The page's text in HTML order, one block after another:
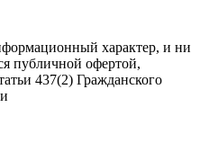
характер, и ни
публичной офертой,
437(2) Гражданского